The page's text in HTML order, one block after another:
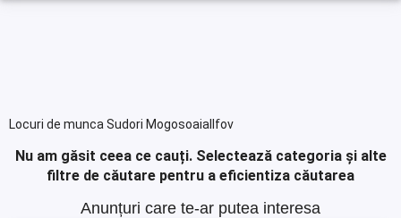
Locuri de munca Sudori MogosoaiaIlfov
Nu am găsit ceea ce cauți. Selectează categoria și alte
filtre de căutare pentru a eficientiza căutarea
Anunțuri care te-ar putea interesa